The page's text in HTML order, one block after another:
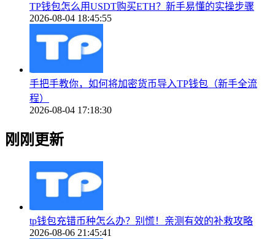
TP钱包怎么用USDT购买ETH？新手易懂的实操步骤
2026-08-04 18:45:55
手把手教你，如何将加密货币导入TP钱包（新手全流
程）
2026-08-04 17:18:30
刚刚更新
tp钱包充错币种怎么办？别慌！亲测有效的补救攻略
2026-08-06 21:45:41